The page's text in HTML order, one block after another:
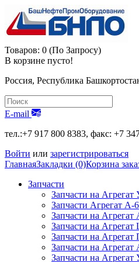
Товаров: 0 (По Запросу)
В корзине пусто!
Россия, Республика
E-mail
тел.:+7 917 800 8383, факс: +7
Войти или зарегистрироваться
ГлавнаяЗакладки (0)Корзина
Запчасти
Запчасти на
Запчасти Агрегат А-
Запчасти на
Запчасти на
Запчасти на
Запчасти на
Запчасти на